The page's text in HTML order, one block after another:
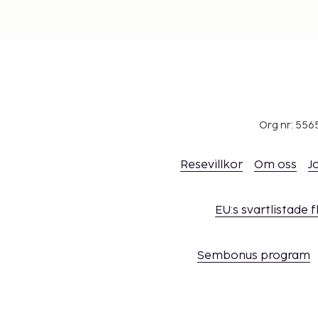
Org nr:
Resevillkor Om oss
EU:s svartlistade
Sembonus program